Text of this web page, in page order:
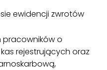
ewidencji zwrotów
pracowników o
rejestrujących oraz